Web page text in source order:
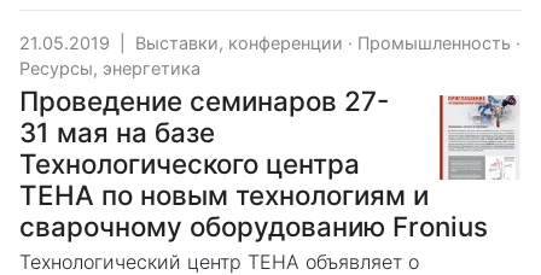
21.05.2019 Выставки, конференции · Промышленность ·
Ресурсы, энергетика
Проведение семинаров 27-
31 мая на базе
Технологического центра
ТЕНА по новым технологиям и
сварочному оборудованию Fronius
Технологический центр ТЕНА объявляет о